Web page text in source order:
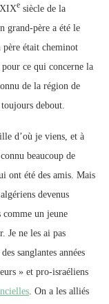
e siècle de la
grand-père a été le
était cheminot
pour ce qui concerne la
de la région de
debout.
d’où je viens, et à
beaucoup de
ont été des amis. Mais
devenus
comme un jeune
Je ne les ai pas
sanglantes années
» et pro-israéliens
. On a les alliés